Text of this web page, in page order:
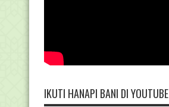
IKUTI HANAPI BANI DI YOUTUBE